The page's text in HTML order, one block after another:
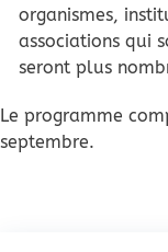
organismes,
associations qui
seront plus
Le programme
septembre.